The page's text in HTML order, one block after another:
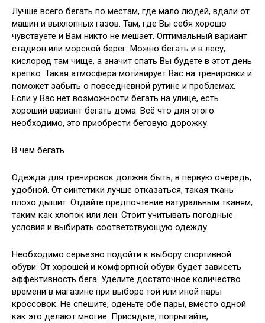
Лучше всего бегать по местам, где мало людей, вдали от
машин и выхлопных газов. Там, где Вы себя хорошо
чувствуете и Вам никто не мешает. Оптимальный вариант
стадион или морской берег. Можно бегать и в лесу,
кислород там чище, а значит спать Вы будете в этот день
крепко. Такая атмосфера мотивирует Вас на тренировки и
поможет забыть о повседневной рутине и проблемах.
Если у Вас нет возможности бегать на улице, есть
хороший вариант бегать дома. Всё что для этого
необходимо, это приобрести беговую дорожку.
В чем бегать
Одежда для тренировок должна быть, в первую очередь,
удобной. От синтетики лучше отказаться, такая ткань
плохо дышит. Отдайте предпочтение натуральным тканям,
таким как хлопок или лен. Стоит учитывать погодные
условия и выбирать соответствующую одежду.
Необходимо серьезно подойти к выбору спортивной
обуви. От хорошей и комфортной обуви будет зависеть
эффективность бега. Уделите достаточное количество
времени в магазине при выборе той или иной пары
кроссовок. Не спешите, оденьте обе пары, вместо одной
как это делают многие. Присядьте, попрыгайте,